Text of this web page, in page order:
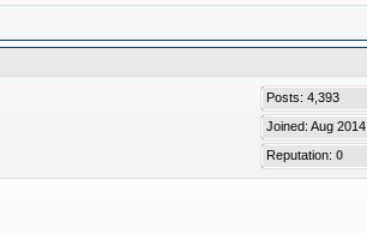
Posts: 4,393
Joined: Aug 2014
Reputation:0